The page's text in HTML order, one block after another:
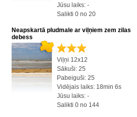
Jūsu laiks: -
Salikti 0 no 20
Neapskartā pludmale ar viļņiem zem zilas
debess
Viļņi 12x12
Sākuši: 25
Pabeiguši: 25
Vidējais laiks: 18min 6s
Jūsu laiks: -
Salikti 0 no 144